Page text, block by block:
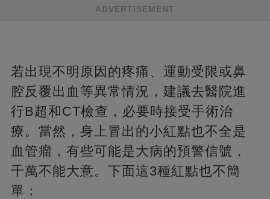
ADVERTISEMENT
若出現不明原因的疼痛、運動受限或鼻
腔反覆出血等異常情況，建議去醫院進
行B超和CT檢查，必要時接受手術治
療。當然，身上冒出的小紅點也不全是
血管瘤，有些可能是大病的預警信號，
千萬不能大意。下面這3種紅點也不簡
單：